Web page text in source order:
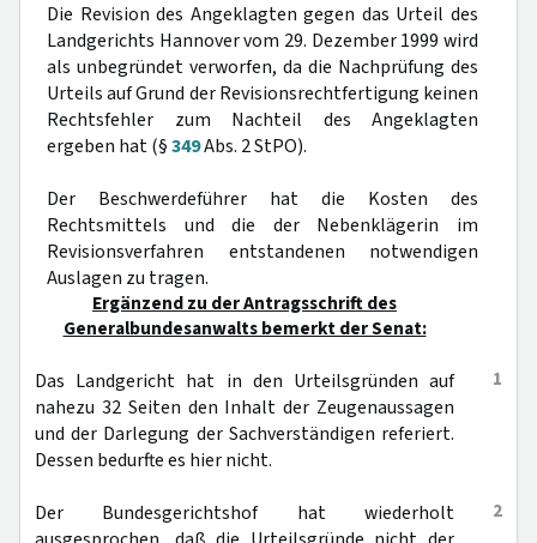
Die Revision des Angeklagten gegen das Urteil des
Landgerichts Hannover vom 29. Dezember 1999 wird
als unbegründet verworfen, da die Nachprüfung des
Urteils auf Grund der Revisionsrechtfertigung keinen
Rechtsfehler zum Nachteil des Angeklagten
ergeben hat (§349Abs. 2 StPO).
Der Beschwerdeführer hat die Kosten des
Rechtsmittels und die der Nebenklägerin im
Revisionsverfahren entstandenen notwendigen
Auslagen zu tragen.
Ergänzend zu der Antragsschrift des
Generalbundesanwalts bemerkt der Senat:
1
Das Landgericht hat in den Urteilsgründen auf
nahezu 32 Seiten den Inhalt der Zeugenaussagen
und der Darlegung der Sachverständigen referiert.
Dessen bedurfte es hier nicht.
2
Der Bundesgerichtshof hat wiederholt